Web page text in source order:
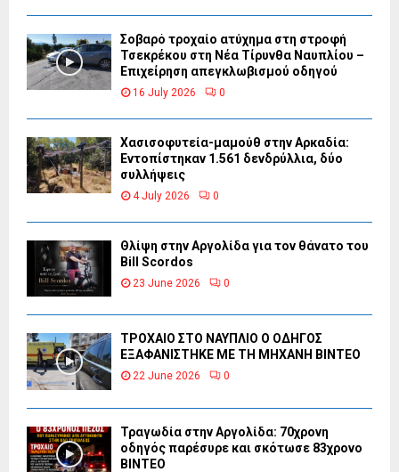
Σοβαρό τροχαίο ατύχημα στη στροφή
Τσεκρέκου στη Νέα Τίρυνθα Ναυπλίου –
Επιχείρηση απεγκλωβισμού οδηγού
16 July 2026 0
Χασισοφυτεία-μαμούθ στην Αρκαδία:
Εντοπίστηκαν 1.561 δενδρύλλια, δύο
συλλήψεις
4 July 2026 0
Θλίψη στην Αργολίδα για τον θάνατο του
Bill Scordos
23 June 2026 0
ΤΡΟΧΑΙΟ ΣΤΟ ΝΑΥΠΛΙΟ Ο ΟΔΗΓΟΣ
ΕΞΑΦΑΝΙΣΤΗΚΕ ΜΕ ΤΗ ΜΗΧΑΝΗ ΒΙΝΤΕΟ
22 June 2026 0
Τραγωδία στην Αργολίδα: 70χρονη
οδηγός παρέσυρε και σκότωσε 83χρονο
ΒΙΝΤΕΟ